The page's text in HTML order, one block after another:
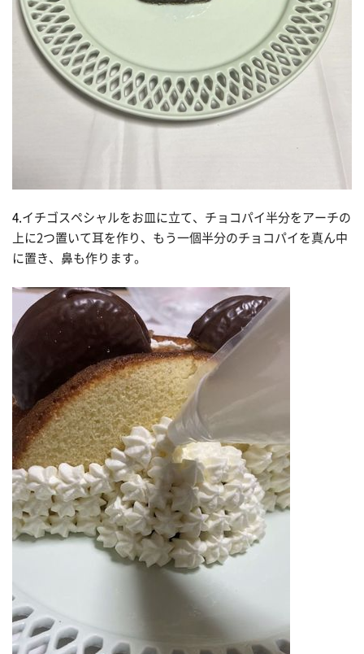
4.イチゴスペシャルをお皿に立て、チョコパイ半分をアーチの
上に2つ置いて耳を作り、もう一個半分のチョコパイを真ん中
に置き、鼻も作ります。